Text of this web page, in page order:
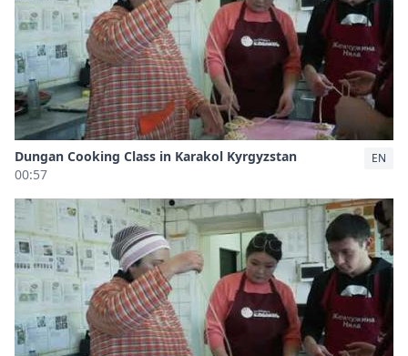
Dungan Cooking Class in Karakol Kyrgyzstan
00:57
EN